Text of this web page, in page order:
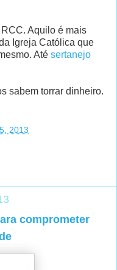
Aquilo é mais
Igreja Católica que
Até sertanejo
sabem torrar dinheiro.
2013
comprometer